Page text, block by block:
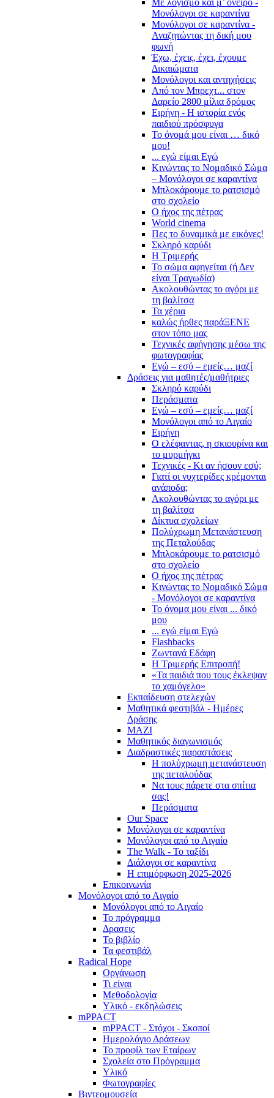
Με λογισμό και μ’ όνειρο -
Μονόλογοι σε καραντίνα
Μονόλογοι σε καραντίνα -
Αναζητώντας τη δική μου
φωνή
Έχω, έχεις, έχει, έχουμε
Δικαιώματα
Μονόλογοι και αντηχήσεις
Από τον Μπρεχτ... στον
Δαρείο 2800 μίλια δρόμος
Ειρήνη - Η ιστορία ενός
παιδιού πρόσφυγα
Το όνομά μου είναι … δικό
μου!
... εγώ είμαι Εγώ
Κινώντας το Νομαδικό Σώμα
– Μονόλογοι σε καραντίνα
Μπλοκάρουμε το ρατσισμό
στο σχολείο
Ο ήχος της πέτρας
World cinema
Πες το δυναμικά με εικόνες!
Σκληρό καρύδι
Η Τριμερής
Το σώμα αφηγείται (ή Δεν
είναι Τραγωδία)
Ακολουθώντας το αγόρι με
τη βαλίτσα
Τα χέρια
καλώς ήρθες παράΞΕΝΕ
στον τόπο μας
Τεχνικές αφήγησης μέσω της
φωτογραφίας
Εγώ – εσύ – εμείς… μαζί
Δράσεις για μαθητές/μαθήτριες
Σκληρό καρύδι
Περάσματα
Εγώ – εσύ – εμείς… μαζί
Μονόλογοι από το Αιγαίο
Ειρήνη
Ο ελέφαντας, η σκιουρίνα και
το μυρμήγκι
Τεχνικές - Κι αν ήσουν εσύ;
Γιατί οι νυχτερίδες κρέμονται
ανάποδα;
Ακολουθώντας το αγόρι με
τη βαλίτσα
Δίκτυα σχολείων
Πολύχρωμη Μετανάστευση
της Πεταλούδας
Μπλοκάρουμε το ρατσισμό
στο σχολείο
Ο ήχος της πέτρας
Κινώντας το Νομαδικό Σώμα
- Μονόλογοι σε καραντίνα
Το όνομα μου είναι ... δικό
μου
... εγώ είμαι Εγώ
Flashbacks
Ζωντανά Εδάφη
Η Τριμερής Επιτροπή!
«Τα παιδιά που τους έκλεψαν
το χαμόγελο»
Εκπαίδευση στελεχών
Μαθητικά φεστιβάλ - Ημέρες
Δράσης
ΜΑΖΙ
Μαθητικός διαγωνισμός
Διαδραστικές παραστάσεις
Η πολύχρωμη μετανάστευση
της πεταλούδας
Να τους πάρετε στα σπίτια
σας!
Περάσματα
Our Space
Μονόλογοι σε καραντίνα
Μονόλογοι από το Αιγαίο
The Walk - Το ταξίδι
Διάλογοι σε καραντίνα
Η επιμόρφωση 2025-2026
Επικοινωνία
Μονόλογοι από το Αιγαίο
Μονόλογοι από το Αιγαίο
Το πρόγραμμα
Δρασεις
Το βιβλίο
Τα φεστιβάλ
Radical Hope
Οργάνωση
Τι είναι
Μεθοδολογία
Υλικό - εκδηλώσεις
mPPACT
mPPACT - Στόχοι - Σκοποί
Ημερολόγιο Δράσεων
Το προφίλ των Εταίρων
Σχολεία στο Πρόγραμμα
Υλικό
Φωτογραφίες
Βιντεομουσεία